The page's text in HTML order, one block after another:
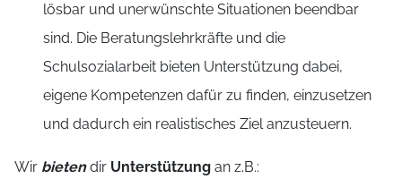
lösbar und unerwünschte Situationen beendbar
sind. Die Beratungslehrkräfte und die
Schulsozialarbeit bieten Unterstützung dabei,
eigene Kompetenzen dafür zu finden, einzusetzen
und dadurch ein realistisches Ziel anzusteuern.
Wir bietendir Unterstützung an z.B.: